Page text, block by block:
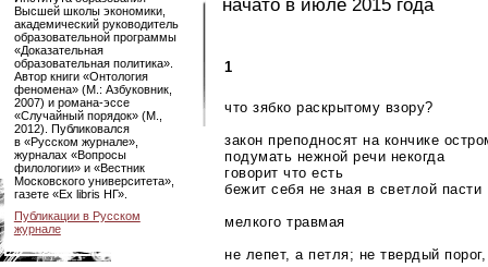
Высшей школы экономики,
академический руководитель
образовательной программы
«Доказательная
образовательная политика».
Автор книги «Онтология
феномена» (М.: Азбуковник,
2007) и романа-эссе
«Случайный порядок» (М.,
2012). Публиковался
в «Русском журнале»,
журналах «Вопросы
филологии» и «Вестник
Московского университета»,
газете «Ex libris НГ».
Публикации в Русском
журнале
начато в июле 2015 года
1
что зябко раскрытому взору?
закон преподносят на кончике
подумать нежной речи некогда
говорит что есть
бежит себя не зная в светлой пасти
мелкого травмая
не лепет, а петля; не твердый